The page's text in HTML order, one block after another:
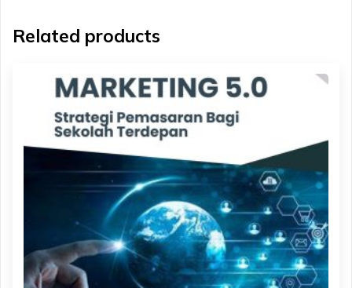
Related products